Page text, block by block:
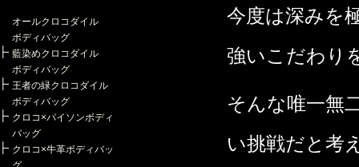
オールクロコダイル
ボディバッグ
藍染めクロコダイル
ボディバッグ
王者の緑クロコダイル
ボディバッグ
クロコ×パイソンボディ
バッグ
クロコ×牛革ボディバッ
今度は深みを
強いこだわり
そんな唯一無
い挑戦だと考